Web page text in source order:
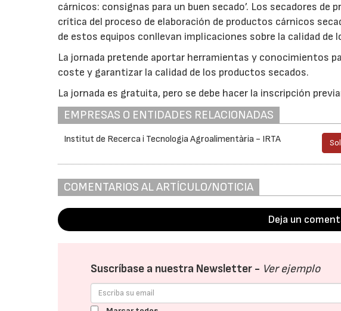
cárnicos: consignas para un buen secado’. Los secadores
crítica del proceso de elaboración de productos cárnicos
de estos equipos conllevan implicaciones sobre la calidad de
La jornada pretende aportar herramientas y conocimientos
coste y garantizar la calidad de los productos secados.
La jornada es gratuita, pero se debe hacer la inscripción
EMPRESAS O ENTIDADES RELACIONADAS
Institut de Recerca i Tecnologia Agroalimentària - IRTA
COMENTARIOS AL ARTÍCULO/NOTICIA
Deja un
Suscríbase a nuestra Newsletter - Ver ejemplo